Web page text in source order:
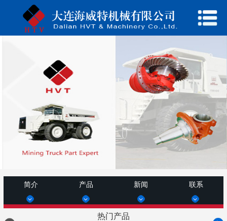
简介 产品 新闻 联系
热门产品